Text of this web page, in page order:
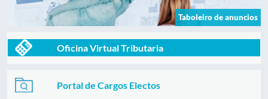
Taboleiro de anuncios
Oficina Virtual Tributaria
Portal de Cargos Electos